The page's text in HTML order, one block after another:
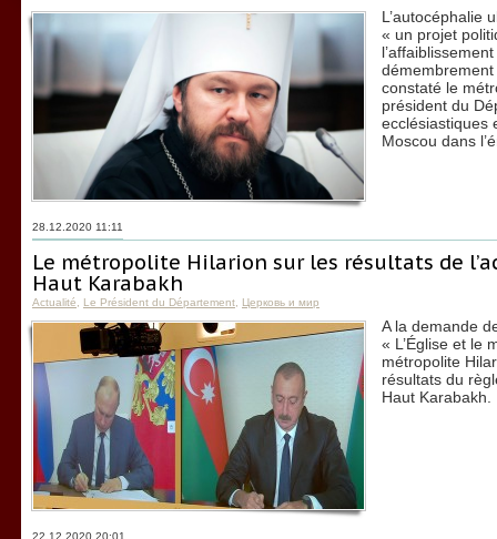
L’autocéphalie
« un projet
démembrement
constaté le
président du
ecclésiastiques
Moscou dans
28.12.2020 11:11
Le métropolite Hilarion sur les résultats de
Haut Karabakh
Actualité Le Président du Département Церковь и мир
A la demande
« L’Église et le
métropolite
résultats du
Haut Karabakh.
22.12.2020 20:01